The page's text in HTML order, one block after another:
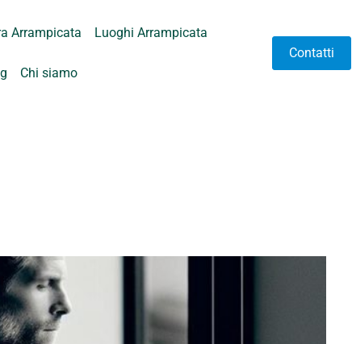
Arrampicata Luoghi Arrampicata
Chi siamo
Contatti